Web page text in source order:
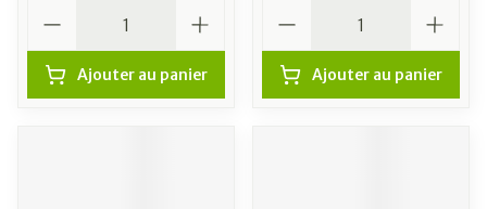
Ajouter au panier Ajouter au panier